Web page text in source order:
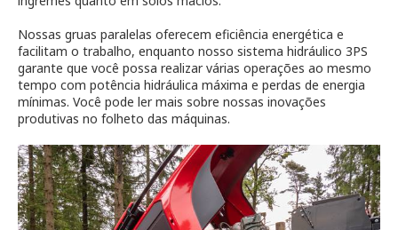
Nossas gruas paralelas oferecem eficiência energética e
facilitam o trabalho, enquanto nosso sistema hidráulico 3PS
garante que você possa realizar várias operações ao mesmo
tempo com potência hidráulica máxima e perdas de energia
mínimas. Você pode ler mais sobre nossas inovações
produtivas no folheto das máquinas.